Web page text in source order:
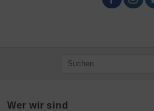
Suche
Wer wir sind